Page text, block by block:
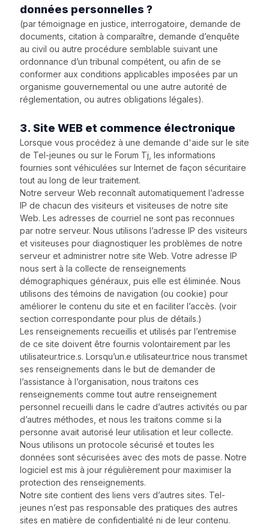
données personnelles ?
(par témoignage en justice, interrogatoire, demande de
documents, citation à comparaître, demande d’enquête
au civil ou autre procédure semblable suivant une
ordonnance d’un tribunal compétent, ou afin de se
conformer aux conditions applicables imposées par un
organisme gouvernemental ou une autre autorité de
réglementation, ou autres obligations légales).
3. Site WEB et commence électronique
Lorsque vous procédez à une demande d'aide sur le site
de Tel-jeunes ou sur le Forum Tj, les informations
fournies sont véhiculées sur Internet de façon sécuritaire
tout au long de leur traitement.
Notre serveur Web reconnaît automatiquement l’adresse
IP de chacun des visiteurs et visiteuses de notre site
Web. Les adresses de courriel ne sont pas reconnues
par notre serveur. Nous utilisons l’adresse IP des visiteurs
et visiteuses pour diagnostiquer les problèmes de notre
serveur et administrer notre site Web. Votre adresse IP
nous sert à la collecte de renseignements
démographiques généraux, puis elle est éliminée. Nous
utilisons des témoins de navigation (ou cookie) pour
améliorer le contenu du site et en faciliter l’accès. (voir
section correspondante pour plus de détails.)
Les renseignements recueillis et utilisés par l’entremise
de ce site doivent être fournis volontairement par les
utilisateur.trice.s. Lorsqu’un.e utilisateur.trice nous transmet
ses renseignements dans le but de demander de
l’assistance à l’organisation, nous traitons ces
renseignements comme tout autre renseignement
personnel recueilli dans le cadre d’autres activités ou par
d’autres méthodes, et nous les traitons comme si la
personne avait autorisé leur utilisation et leur collecte.
Nous utilisons un protocole sécurisé et toutes les
données sont sécurisées avec des mots de passe. Notre
logiciel est mis à jour régulièrement pour maximiser la
protection des renseignements.
Notre site contient des liens vers d’autres sites. Tel-
jeunes n’est pas responsable des pratiques des autres
sites en matière de confidentialité ni de leur contenu.